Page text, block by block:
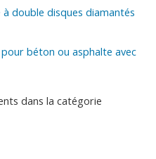
à double disques diamantés
béton ou asphalte avec
dans la catégorie